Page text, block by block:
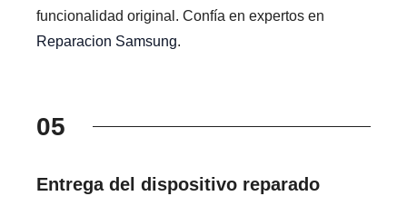
funcionalidad original. Confía en expertos en
Reparacion Samsung.
05
Entrega del dispositivo reparado